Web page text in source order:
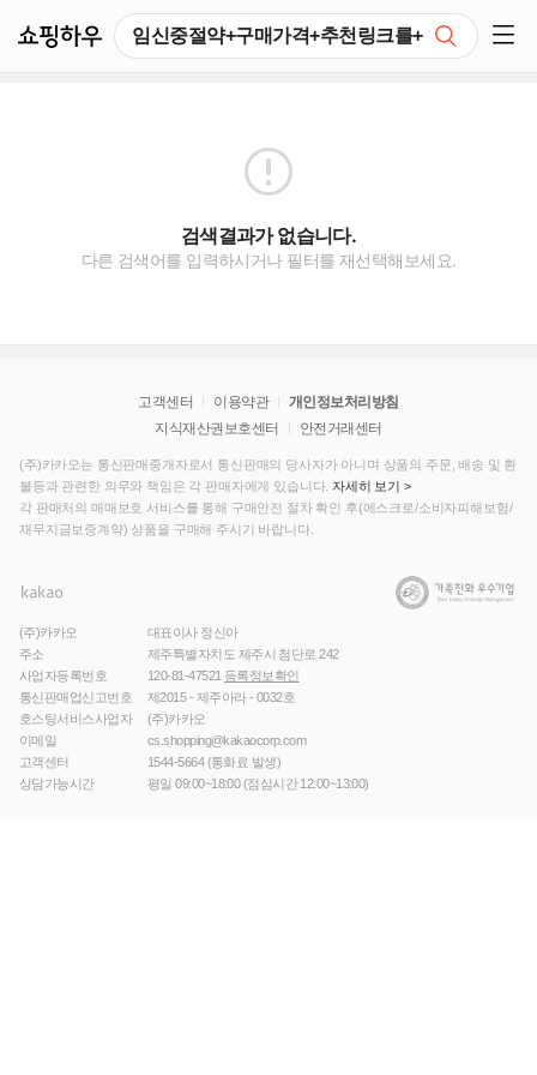
검색결과가 없습니다.
다른 검색어를 입력하시거나 필터를 재선택해보세요.
고객센터 이용약관
개인정보처리방침
지식재산권보호센터
안전거래센터
(주)카카오는 통신판매중개자로서 통신판매의 당사자가 아니며 상품의 주문, 배송 및 환
불등과 관련한 의무와 책임은 각 판매자에게 있습니다. 자세히 보기 >
각 판매처의 매매보호 서비스를 통해 구매안전 절차 확인 후(에스크로/소비자피해보험/
재무지금보증계약) 상품을 구매해 주시기 바랍니다.
(주)카카오
대표이사 정신아
주소
제주특별자치도 제주시 첨단로 242
사업자등록번호
120-81-47521 등록정보확인
통신판매업신고번호
제2015 - 제주아라 - 0032호
호스팅서비스사업자
(주)카카오
이메일
cs.shopping@kakaocorp.com
고객센터
1544-5664(통화료 발생)
상담가능시간
평일 09:00~18:00 (점심시간 12:00~13:00)